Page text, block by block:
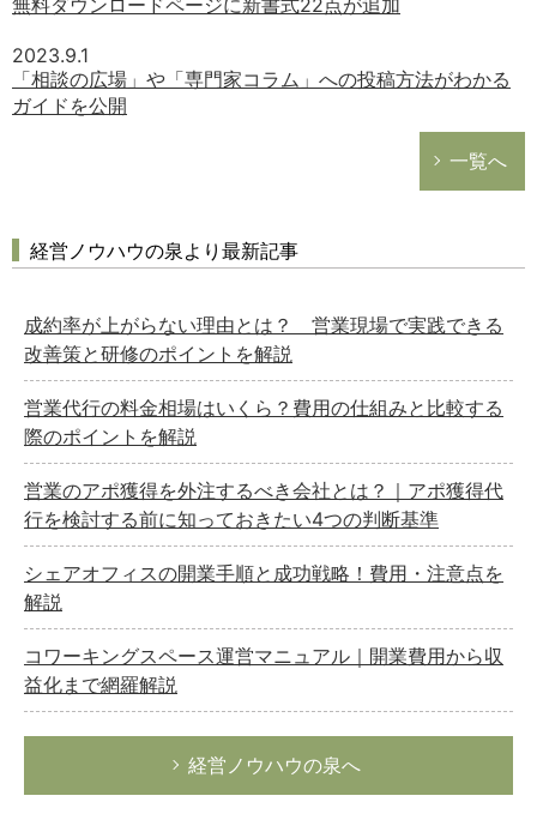
無料ダウンロードページに新書式22点が追加
2023.9.1
「相談の広場」や「専門家コラム」への投稿方法がわかる
ガイドを公開
一覧へ
経営ノウハウの泉より最新記事
成約率が上がらない理由とは？ 営業現場で実践できる
改善策と研修のポイントを解説
営業代行の料金相場はいくら？費用の仕組みと比較する
際のポイントを解説
営業のアポ獲得を外注するべき会社とは？｜アポ獲得代
行を検討する前に知っておきたい4つの判断基準
シェアオフィスの開業手順と成功戦略！費用・注意点を
解説
コワーキングスペース運営マニュアル｜開業費用から収
益化まで網羅解説
経営ノウハウの泉へ